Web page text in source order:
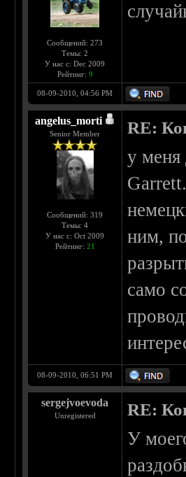
Сообщений: 273
Темы: 2
У нас с: Dec 2009
Рейтинг: 9
08-09-2010, 04:56 PM
angelus_morti
Senior Member
Сообщений: 319
Темы: 4
У нас с: Oct 2009
Рейтинг: 21
RE:
у меня
ним,
само
08-09-2010, 06:51 PM
sergejvoevoda
Unregistered RE:
У